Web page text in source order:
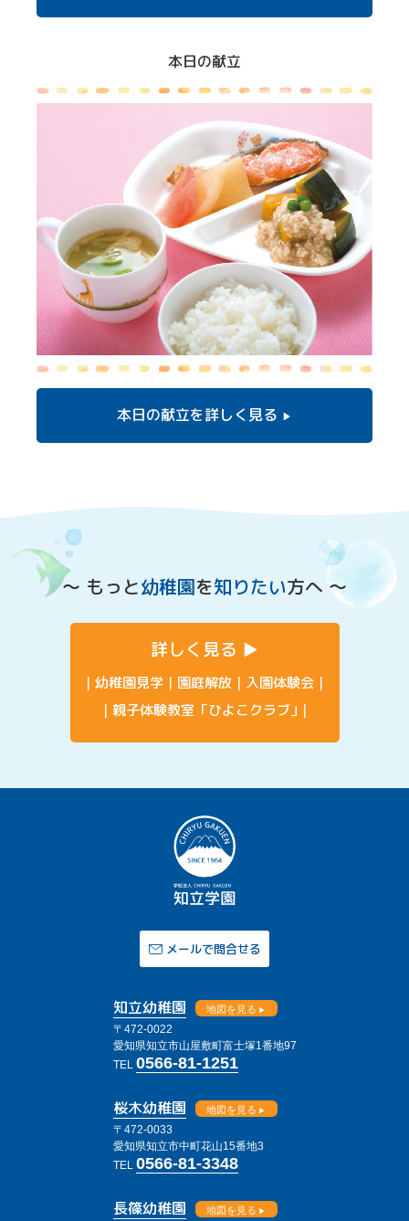
本日の献立
本日の献立を詳しく見る
〜 もっと幼稚園を知りたい方へ 〜
詳しく見る
幼稚園見学 園庭解放
入園体験会
親子体験教室「ひよこクラブ」
メールで問合せる
知立幼稚園 地図を見る
〒472-0022
愛知県知立市山屋敷町富士塚1番地97
TEL 0566-81-1251
桜木幼稚園 地図を見る
〒472-0033
愛知県知立市中町花山15番地3
TEL 0566-81-3348
長篠幼稚園 地図を見る